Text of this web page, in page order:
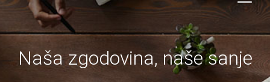
Naša zgodovina, naše sanje